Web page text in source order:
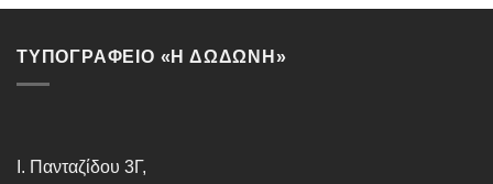
ΤΥΠΟΓΡΑΦΕΙΟ «Η ΔΩΔΩΝΗ»
Ι. Πανταζίδου 3Γ,